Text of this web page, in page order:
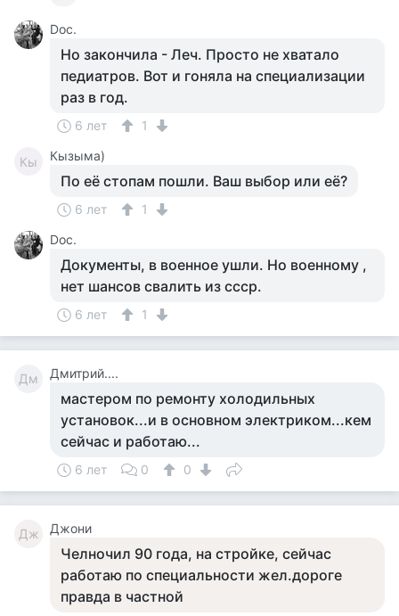
Doc.
Но закончила - Леч. Просто не хватало
педиатров. Вот и гоняла на специализации
раз в год.
6 лет 1
Кы Кызыма)
По её стопам пошли. Ваш выбор или её?
6 лет
1
Doc.
Документы, в военное ушли. Но военному ,
нет шансов свалить из ссср.
6 лет 1
Дм Дмитрий....
мастером по ремонту холодильных
установок...и в основном электриком...кем
сейчас и работаю...
6 лет 0 0
Дж Джони
Челночил 90 года, на стройке, сейчас
работаю по специальности жел.дороге
правда в частной